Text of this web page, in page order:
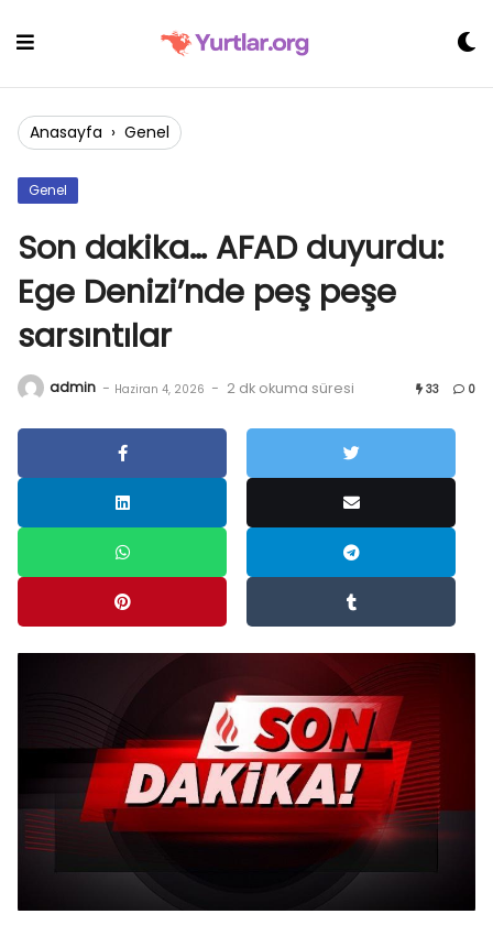
Anasayfa › Genel
Genel
Son dakika… AFAD duyurdu:
Ege Denizi’nde peş peşe
sarsıntılar
admin - Haziran 4, 2026 - 2 dk okuma süresi 33 0